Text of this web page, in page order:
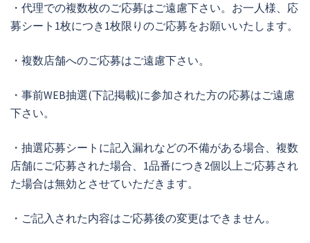
・代理での複数枚のご応募はご遠慮下さい。お一人様、応
募シート1枚につき1枚限りのご応募をお願いいたします。
・複数店舗へのご応募はご遠慮下さい。
・事前WEB抽選(下記掲載)に参加された方の応募はご遠慮
下さい。
・抽選応募シートに記入漏れなどの不備がある場合、複数
店舗にご応募された場合、1品番につき2個以上ご応募され
た場合は無効とさせていただきます。
・ご記入された内容はご応募後の変更はできません。